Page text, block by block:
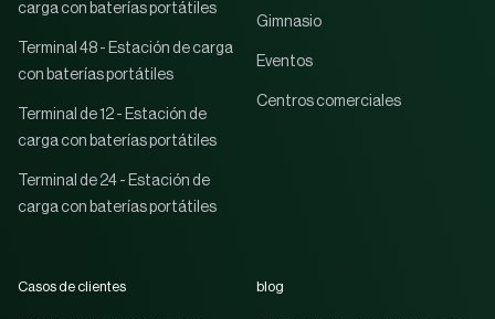
carga con baterías portátiles
Terminal 48 - Estación de carga
con baterías portátiles
Terminal de 12 - Estación de
carga con baterías portátiles
Terminal de 24 - Estación de
carga con baterías portátiles
Gimnasio
Eventos
Centros comerciales
Casos de clientes blog